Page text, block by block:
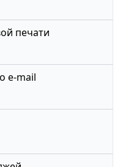
печати
e-mail